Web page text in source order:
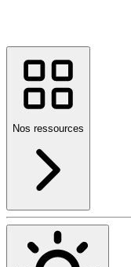
Nos ressources